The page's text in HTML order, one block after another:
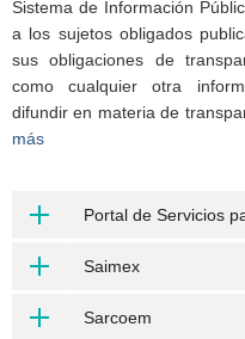
Sistema de Información
a los sujetos obligados
sus obligaciones de
como cualquier otra
difundir en materia de
más
Portal de Servicios
Saimex
Sarcoem